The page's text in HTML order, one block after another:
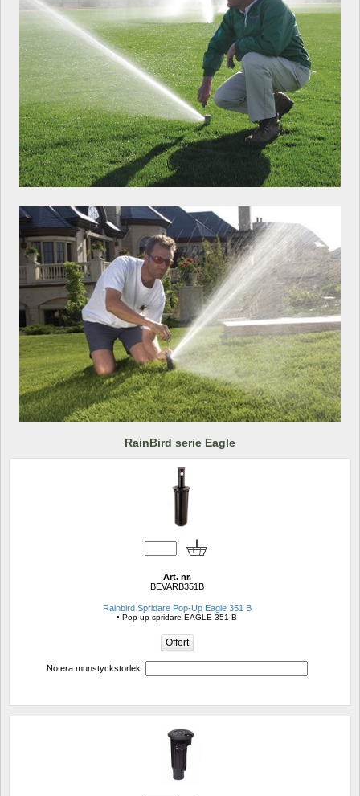
RainBird serie Eagle
Art. nr.
BEVARB351B
Rainbird Spridare Pop-Up Eagle 351 B
• Pop-up spridare EAGLE 351 B
Notera munstyckstorlek :